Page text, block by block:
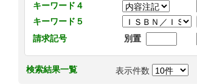
キーワード４
キーワード５
請求記号
別置
検索結果一覧 表示件数